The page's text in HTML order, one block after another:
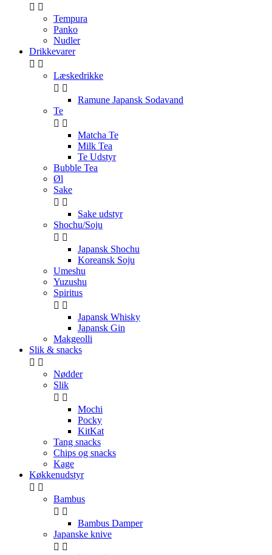
 
Tempura
Panko
Nudler
Drikkevarer
 
Læskedrikke
 
Ramune Japansk Sodavand
Te
 
Matcha Te
Milk Tea
Te Udstyr
Bubble Tea
Øl
Sake
 
Sake udstyr
Shochu/Soju
 
Japansk Shochu
Koreansk Soju
Umeshu
Yuzushu
Spiritus
 
Japansk Whisky
Japansk Gin
Makgeolli
Slik & snacks
 
Nødder
Slik
 
Mochi
Pocky
KitKat
Tang snacks
Chips og snacks
Kage
Køkkenudstyr
 
Bambus
 
Bambus Damper
Japanske knive
 